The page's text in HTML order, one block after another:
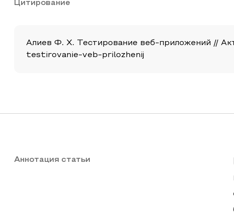
Цитирование
Алиев Ф. Х. Тестирование веб-приложений //
testirovanie-veb-prilozhenij
Аннотация статьи